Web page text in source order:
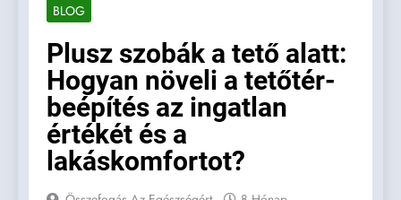
BLOG
Plusz szobák a tető alatt:
Hogyan növeli a tetőtér-
beépítés az ingatlan
értékét és a
lakáskomfortot?